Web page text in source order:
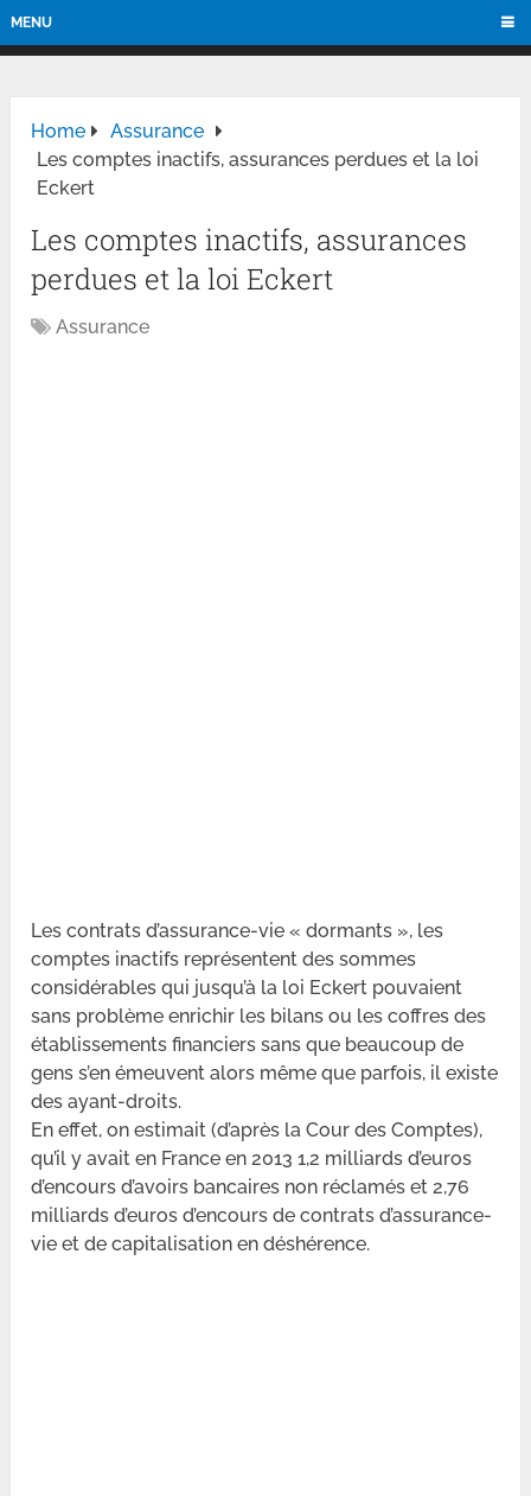
MENU
Home
Assurance
Les comptes inactifs, assurances perdues et la loi
Eckert
Les comptes inactifs, assurances
perdues et la loi Eckert
Assurance
Les contrats d’assurance-vie « dormants », les
comptes inactifs représentent des sommes
considérables qui jusqu’à la loi Eckert pouvaient
sans problème enrichir les bilans ou les coffres des
établissements financiers sans que beaucoup de
gens s’en émeuvent alors même que parfois, il existe
des ayant-droits.
En effet, on estimait (d’après la Cour des Comptes),
qu’il y avait en France en 2013 1,2 milliards d’euros
d’encours d’avoirs bancaires non réclamés et 2,76
milliards d’euros d’encours de contrats d’assurance-
vie et de capitalisation en déshérence.